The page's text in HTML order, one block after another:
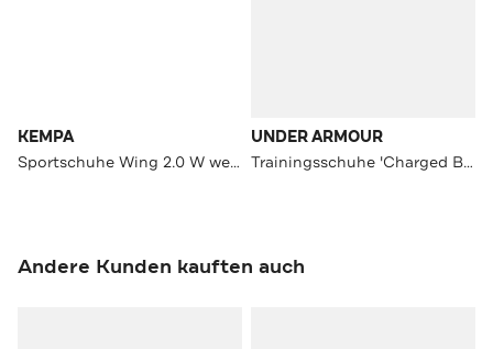
KEMPA
Sportschuhe Wing 2.0 W weiß/aqua
UNDER ARMOUR
Trainingsschuhe 'Charged Breeze 2' mehrfarbig
Andere Kunden kauften auch